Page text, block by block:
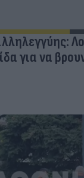
για να